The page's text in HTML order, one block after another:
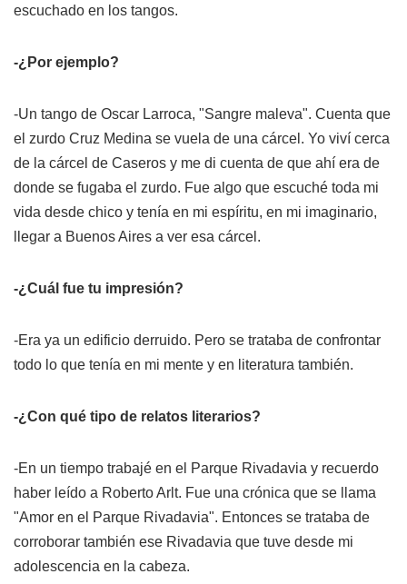
escuchado en los tangos.
-¿Por ejemplo?
-Un tango de Oscar Larroca, "Sangre maleva". Cuenta que
el zurdo Cruz Medina se vuela de una cárcel. Yo viví cerca
de la cárcel de Caseros y me di cuenta de que ahí era de
donde se fugaba el zurdo. Fue algo que escuché toda mi
vida desde chico y tenía en mi espíritu, en mi imaginario,
llegar a Buenos Aires a ver esa cárcel.
-¿Cuál fue tu impresión?
-Era ya un edificio derruido. Pero se trataba de confrontar
todo lo que tenía en mi mente y en literatura también.
-¿Con qué tipo de relatos literarios?
-En un tiempo trabajé en el Parque Rivadavia y recuerdo
haber leído a Roberto Arlt. Fue una crónica que se llama
"Amor en el Parque Rivadavia". Entonces se trataba de
corroborar también ese Rivadavia que tuve desde mi
adolescencia en la cabeza.